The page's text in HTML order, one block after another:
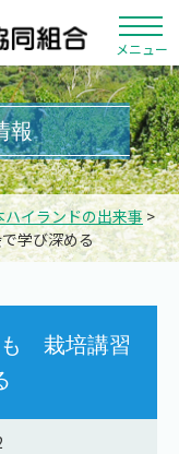
メニュー
報
ハイランドの出来事 >
学び深める
も 栽培講習